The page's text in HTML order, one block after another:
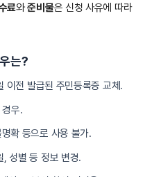
료와준비물은 신청 사유에 따라
는?
이전 발급된 주민등록증 교체.
우.
확 등으로 사용 불가.
, 성별 등 정보 변경.